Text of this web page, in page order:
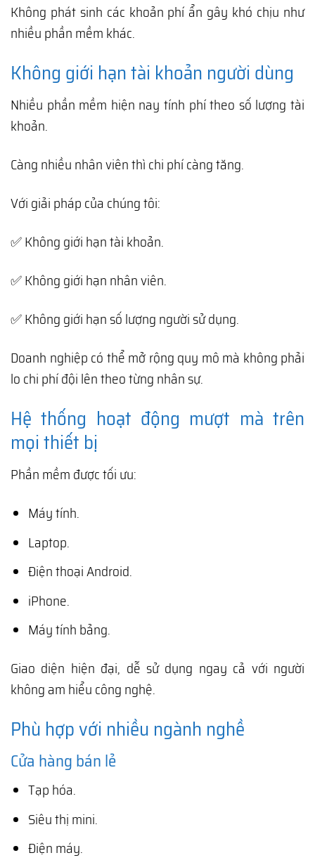
Không phát sinh các khoản phí ẩn gây khó chịu như
nhiều phần mềm khác.
Không giới hạn tài khoản người dùng
Nhiều phần mềm hiện nay tính phí theo số lượng tài
khoản.
Càng nhiều nhân viên thì chi phí càng tăng.
Với giải pháp của chúng tôi:
✅ Không giới hạn tài khoản.
✅ Không giới hạn nhân viên.
✅ Không giới hạn số lượng người sử dụng.
Doanh nghiệp có thể mở rộng quy mô mà không phải
lo chi phí đội lên theo từng nhân sự.
Hệ thống hoạt động mượt mà trên
mọi thiết bị
Phần mềm được tối ưu:
Máy tính.
Laptop.
Điện thoại Android.
iPhone.
Máy tính bảng.
Giao diện hiện đại, dễ sử dụng ngay cả với người
không am hiểu công nghệ.
Phù hợp với nhiều ngành nghề
Cửa hàng bán lẻ
Tạp hóa.
Siêu thị mini.
Điện máy.